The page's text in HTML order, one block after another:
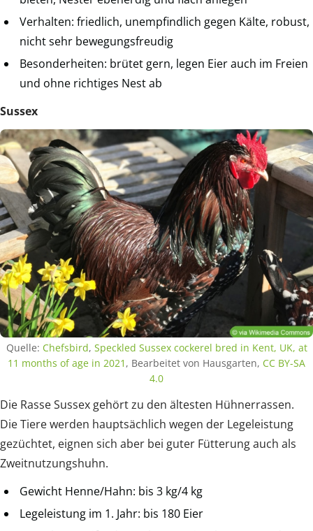
Verhalten: friedlich, unempfindlich gegen Kälte, robust,
nicht sehr bewegungsfreudig
Besonderheiten: brütet gern, legen Eier auch im Freien
und ohne richtiges Nest ab
Sussex
Quelle: Chefsbird, Speckled Sussex cockerel bred in Kent, UK, at
11 months of age in 2021 , Bearbeitet von Hausgarten, CC BY-SA
4.0
Die Rasse Sussex gehört zu den ältesten Hühnerrassen.
Die Tiere werden hauptsächlich wegen der Legeleistung
gezüchtet, eignen sich aber bei guter Fütterung auch als
Zweitnutzungshuhn.
Gewicht Henne/Hahn: bis 3 kg/4 kg
Legeleistung im 1. Jahr: bis 180 Eier